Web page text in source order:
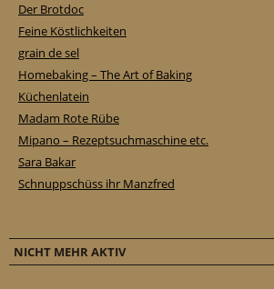
Der Brotdoc
Feine Köstlichkeiten
grain de sel
Homebaking – The Art of Baking
Küchenlatein
Madam Rote Rübe
Mipano – Rezeptsuchmaschine etc.
Sara Bakar
Schnuppschüss ihr Manzfred
NICHT MEHR AKTIV